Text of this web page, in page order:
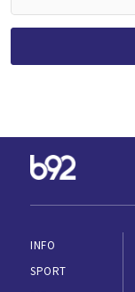
INFO
SPORT